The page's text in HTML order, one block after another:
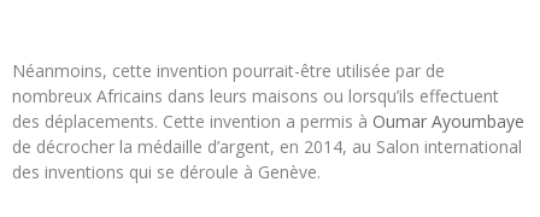
Néanmoins, cette invention pourrait-être utilisée par de
nombreux Africains dans leurs maisons ou lorsqu’ils effectuent
des déplacements. Cette invention a permis à Oumar Ayoumbaye
de décrocher la médaille d’argent, en 2014, au Salon international
des inventions qui se déroule à Genève.